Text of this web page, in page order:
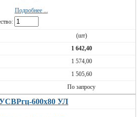
Подробнее ...
(шт)
1 642,40
1 574,00
1 505,60
По запросу